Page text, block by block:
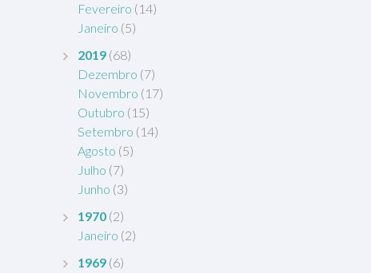
Fevereiro (14)
Janeiro (5)
2019 (68)
Dezembro (7)
Novembro (17)
Outubro (15)
Setembro (14)
Agosto (5)
Julho (7)
Junho (3)
1970 (2)
Janeiro (2)
1969 (6)